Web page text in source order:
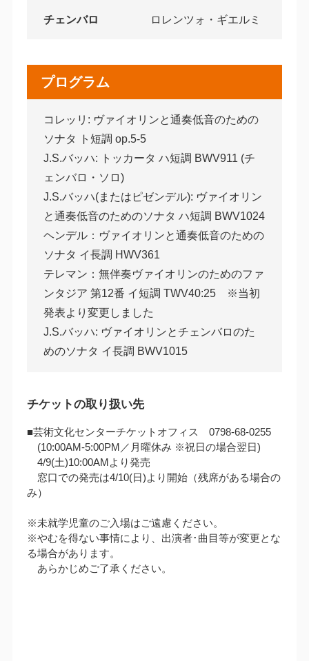
チェンバロ ロレンツォ・ギエルミ
プログラム
コレッリ: ヴァイオリンと通奏低音のための
ソナタ ト短調 op.5-5
J.S.バッハ: トッカータ ハ短調 BWV911 (チ
ェンバロ・ソロ)
J.S.バッハ(またはピゼンデル): ヴァイオリン
と通奏低音のためのソナタ ハ短調 BWV1024
ヘンデル：ヴァイオリンと通奏低音のための
ソナタ イ長調 HWV361
テレマン：無伴奏ヴァイオリンのためのファ
ンタジア 第12番 イ短調 TWV40:25 ※当初
発表より変更しました
J.S.バッハ: ヴァイオリンとチェンバロのた
めのソナタ イ長調 BWV1015
チケットの取り扱い先
■芸術文化センターチケットオフィス 0798-68-0255
(10:00AM‐5:00PM／月曜休み ※祝日の場合翌日)
4/9(土)10:00AMより発売
窓口での発売は4/10(日)より開始（残席がある場合の
み）
※未就学児童のご入場はご遠慮ください。
※やむを得ない事情により、出演者･曲目等が変更とな
る場合があります。
あらかじめご了承ください。